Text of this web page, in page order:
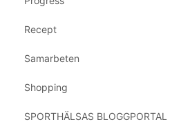
Recept
Samarbeten
Shopping
SPORTHÄLSAS BLOGGPORTAL